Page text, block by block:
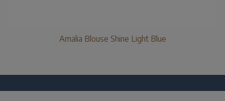
Amalia Blouse Shine Light Blue